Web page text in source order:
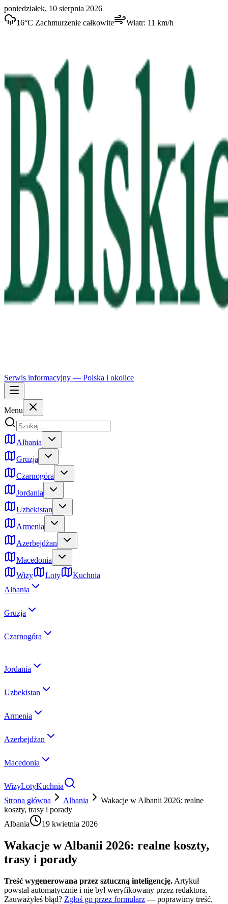
poniedziałek, 10 sierpnia 2026
16°C Zachmurzenie całkowite Wiatr: 11 km/h
Serwis informacyjny — Polska i okolice
Menu
Albania
Gruzja
Czarnogóra
Jordania
Uzbekistan
Armenia
Azerbejdżan
Macedonia
Wizy
Loty
Kuchnia
Albania
Gruzja
Czarnogóra
Jordania
Uzbekistan
Armenia
Azerbejdżan
Macedonia
WizyLotyKuchnia
Strona główna
Albania
Wakacje w Albanii 2026: realne
koszty, trasy i porady
Albania
19 kwietnia 2026
Wakacje w Albanii 2026: realne koszty,
trasy i porady
Treść wygenerowana przez sztuczną inteligencję. Artykuł
powstał automatycznie i nie był weryfikowany przez redaktora.
Zauważyłeś błąd? Zgłoś go przez formularz — poprawimy treść.